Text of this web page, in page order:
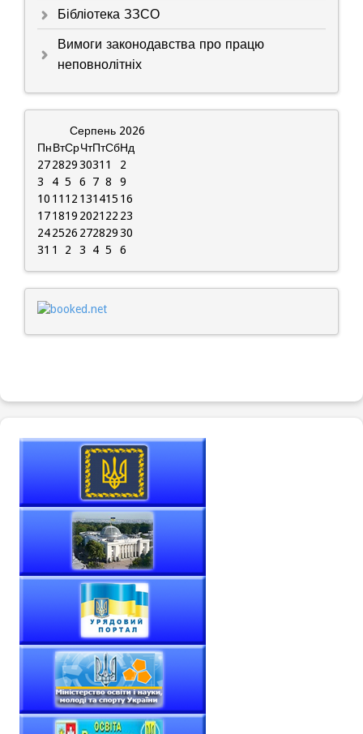
Бібліотека ЗЗСО
Вимоги законодавства про працю
неповнолітніх
Серпень 2026
ПнВтСрЧтПтСбНд
2728293031 1
2
3
4 5 6 7 8
9
10 11 12 131415 16
171819 2021 22 23
242526 27282930
31 1 2 3 4 5 6